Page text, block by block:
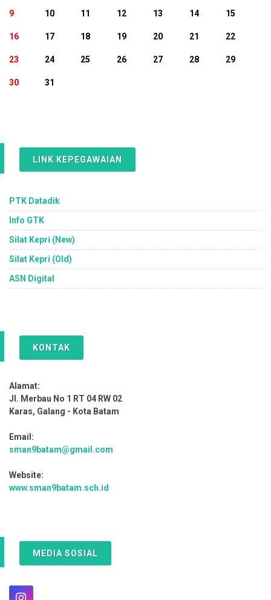
9 10 11 12 13 14 15
16 17 18 19 20 21 22
23 24 25 26 27 28 29
30 31
LINK KEPEGAWAIAN
PTK Datadik
Info GTK
Silat Kepri (New)
Silat Kepri (Old)
ASN Digital
KONTAK
Alamat:
Jl. Merbau No 1 RT 04 RW 02
Karas, Galang - Kota Batam
Email:
sman9batam@gmail.com
Website:
www.sman9batam.sch.id
MEDIA SOSIAL